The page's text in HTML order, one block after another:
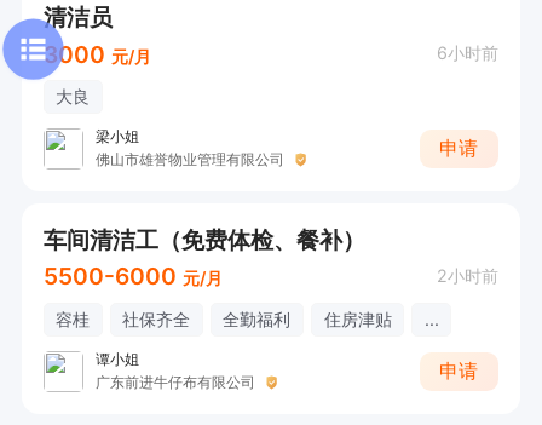
清洁员
3000 元/月 6小时前
大良
梁小姐
佛山市雄誉物业管理有限公司
申请
车间清洁工（免费体检、餐补）
5500-6000 元/月 2小时前
容桂 社保齐全 全勤福利 住房津贴 ...
谭小姐
广东前进牛仔布有限公司
申请